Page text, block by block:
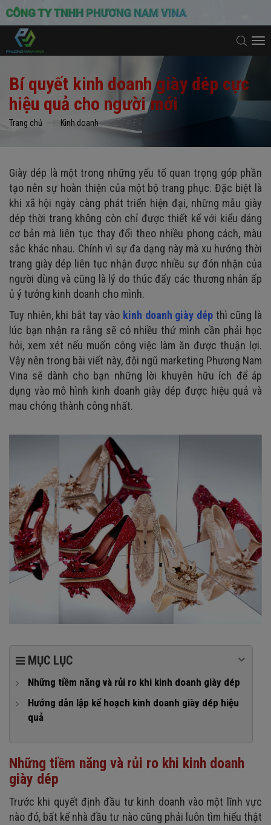
Bí quyết kinh doanh giày dép cực
hiệu quả cho người mới
Trang chủ Kinh doanh
Giày dép là một trong những yếu tố quan trọng góp phần
tạo nên sự hoàn thiện của một bộ trang phục. Đặc biệt là
khi xã hội ngày càng phát triển hiện đại, những mẫu giày
dép thời trang không còn chỉ được thiết kế với kiểu dáng
cơ bản mà liên tục thay đổi theo nhiều phong cách, màu
sắc khác nhau. Chính vì sự đa dạng này mà xu hướng thời
trang giày dép liên tục nhận được nhiều sự đón nhận của
người dùng và cũng là lý do thúc đẩy các thương nhân ấp
ủ ý tưởng kinh doanh cho mình.
Tuy nhiên, khi bắt tay vào kinh doanh giày dép thì cũng là
lúc bạn nhận ra rằng sẽ có nhiều thứ mình cần phải học
hỏi, xem xét nếu muốn công việc làm ăn được thuận lợi.
Vậy nên trong bài viết này, đội ngũ marketing Phương Nam
Vina sẽ dành cho bạn những lời khuyên hữu ích để áp
dụng vào mô hình kinh doanh giày dép được hiệu quả và
mau chóng thành công nhất.
MỤC LỤC
Những tiềm năng và rủi ro khi kinh doanh giày dép
1. Tiềm năng khi kinh doanh giày dép
2. Rủi ro kinh doanh giày dép
Hướng dẫn lập kế hoạch kinh doanh giày dép hiệu
quả
2. Nghiên cứu thị trường và lựa chọn khách hàng mục tiêu
3. Tìm nguồn nhập hàng giày dép
4. Lựa chọn mặt bằng kinh doanh giày dép
5. Thiết kế cửa hàng và lựa chọn trang thiết bị
Những tiềm năng và rủi ro khi kinh doanh
giày dép
Trước khi quyết định đầu tư kinh doanh vào một lĩnh vực
nào đó, bất kể nhà đầu tư nào cũng phải luôn tìm hiểu thật